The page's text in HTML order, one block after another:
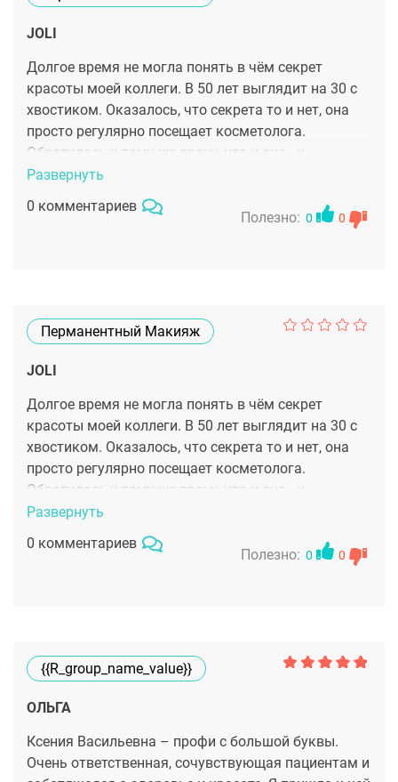
JOLI
Долгое время не могла понять в чём секрет
красоты моей коллеги. В 50 лет выглядит на 30 с
хвостиком. Оказалось, что секрета то и нет, она
просто регулярно посещает косметолога.
Обратилась к тому же врачу, что и она - к
Смирновой Марии Викторовне. С моими
морщинами на лбу и глубокой межбровкой
решили бороться с помощью Ботокса. Признаюсь,
естественно, а морщин как будто и не было. Очень
благодарна!
Развернуть
0 комментариев
Полезно: 0 0
Перманентный Макияж
JOLI
Долгое время не могла понять в чём секрет
красоты моей коллеги. В 50 лет выглядит на 30 с
хвостиком. Оказалось, что секрета то и нет, она
просто регулярно посещает косметолога.
Обратилась к тому же врачу, что и она - к
Смирновой Марии Викторовне. С моими
морщинами на лбу и глубокой межбровкой
решили бороться с помощью Ботокса. Признаюсь,
естественно, а морщин как будто и не было. Очень
благодарна!
Развернуть
0 комментариев
Полезно: 0 0
{{r_group_name_value}}
ОЛЬГА
Ксения Васильевна – профи с большой буквы.
Очень ответственная, сочувствующая пациентам и